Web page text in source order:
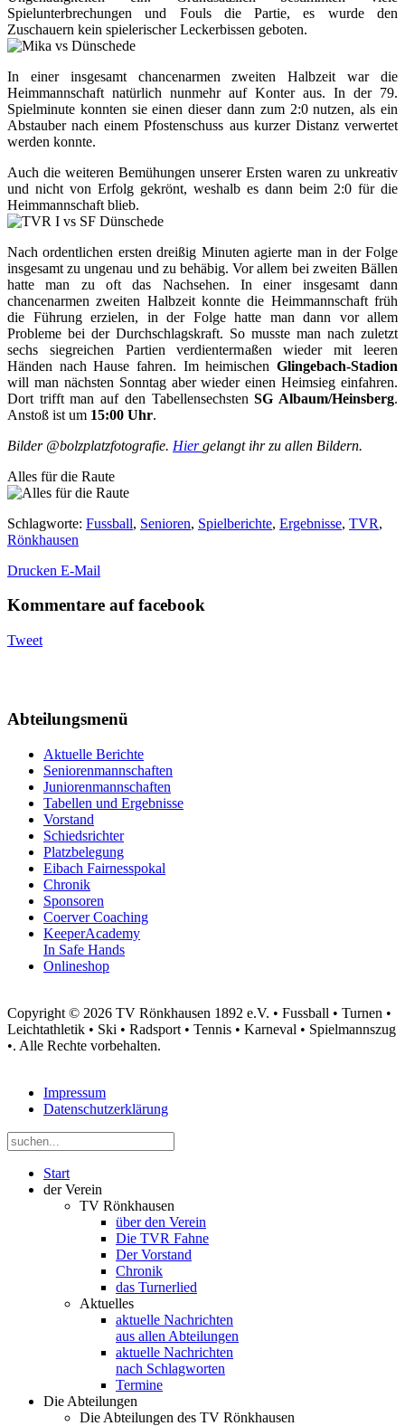
Spielunterbrechungen und Fouls die Partie, es wurde den
Zuschauern kein spielerischer Leckerbissen geboten.
In einer insgesamt chancenarmen zweiten Halbzeit war die
Heimmannschaft natürlich nunmehr auf Konter aus. In der 79.
Spielminute konnten sie einen dieser dann zum 2:0 nutzen, als ein
Abstauber nach einem Pfostenschuss aus kurzer Distanz verwertet
werden konnte.
Auch die weiteren Bemühungen unserer Ersten waren zu unkreativ
und nicht von Erfolg gekrönt, weshalb es dann beim 2:0 für die
Heimmannschaft blieb.
Nach ordentlichen ersten dreißig Minuten agierte man in der Folge
insgesamt zu ungenau und zu behäbig. Vor allem bei zweiten Bällen
hatte man zu oft das Nachsehen. In einer insgesamt dann
chancenarmen zweiten Halbzeit konnte die Heimmannschaft früh
die Führung erzielen, in der Folge hatte man dann vor allem
Probleme bei der Durchschlagskraft. So musste man nach zuletzt
sechs siegreichen Partien verdientermaßen wieder mit leeren
Händen nach Hause fahren. Im heimischen Glingebach-Stadion
will man nächsten Sonntag aber wieder einen Heimsieg einfahren.
Dort trifft man auf den TabellensechstenSG Albaum/Heinsberg.
Anstoß ist um 15:00 Uhr.
Bilder @bolzplatzfotografie. Hiergelangt ihr zu allen Bildern.
Alles für die Raute
Schlagworte: Fussball, Senioren, Spielberichte, Ergebnisse, TVR,
Rönkhausen
Drucken E-Mail
Kommentare auf facebook
Tweet
Abteilungsmenü
Aktuelle Berichte
Seniorenmannschaften
Juniorenmannschaften
Tabellen und Ergebnisse
Vorstand
Schiedsrichter
Platzbelegung
Eibach Fairnesspokal
Chronik
Sponsoren
Coerver Coaching
KeeperAcademy
In Safe Hands
Onlineshop
Copyright © 2026 TV Rönkhausen 1892 e.V. • Fussball • Turnen •
Leichtathletik • Ski • Radsport • Tennis • Karneval • Spielmannszug
•. Alle Rechte vorbehalten.
Impressum
Datenschutzerklärung
Start
der Verein
TV Rönkhausen
über den Verein
Die TVR Fahne
Der Vorstand
Chronik
das Turnerlied
Aktuelles
aktuelle Nachrichten
aus allen Abteilungen
aktuelle Nachrichten
nach Schlagworten
Termine
Die Abteilungen
Die Abteilungen des TV Rönkhausen